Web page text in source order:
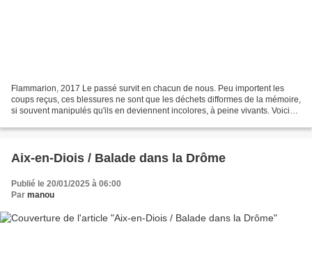
Flammarion, 2017 Le passé survit en chacun de nous. Peu importent les
coups reçus, ces blessures ne sont que les déchets difformes de la mémoire,
si souvent manipulés qu'ils en deviennent incolores, à peine vivants. Voici
Aix-en-Diois / Balade dans la Drôme
Publié le 20/01/2025 à 06:00
Par manou